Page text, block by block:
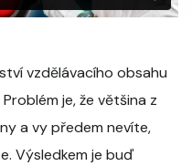
vzdělávacího obsahu
je, že většina z
a vy předem nevíte,
Výsledkem je buď